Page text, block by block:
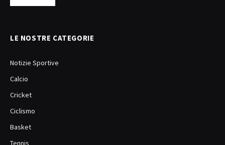
LE NOSTRE CATEGORIE
Notizie Sportive
Calcio
Cricket
Ciclismo
Basket
Tennis